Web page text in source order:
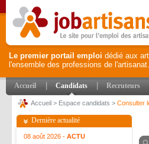
Le premier portail emploi dédié aux
l'ensemble des professions de l'artisanat.
Accueil Candidats Recruteurs
Accueil > Espace candidats > Consulter
Dernière actualité
08 août 2026 - ACTU